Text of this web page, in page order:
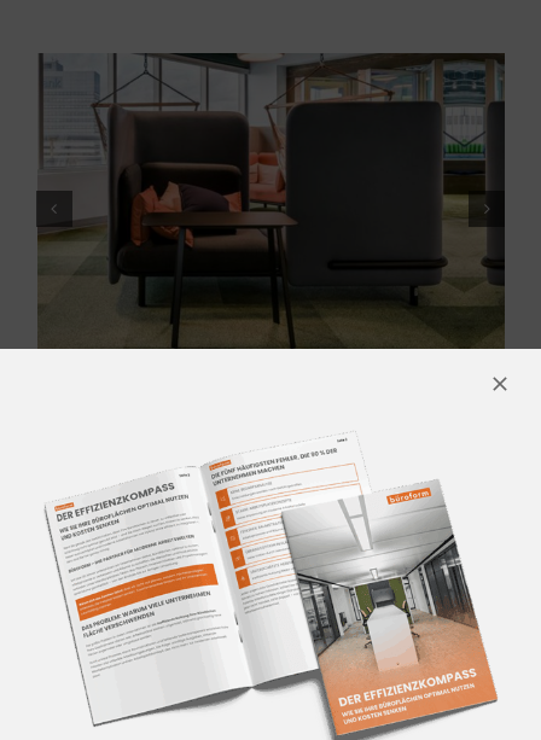
KONTAKTIEREN SIE UNS
Für mehr Informationen
kontaktieren Sie unser Team aus